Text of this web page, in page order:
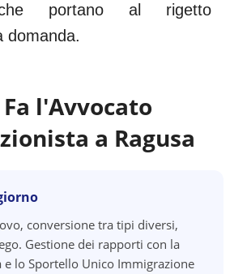
che portano al rigetto
domanda.
Fa l'Avvocato
a Ragusa
conversione tra tipi diversi,
Gestione dei rapporti con la
e lo Sportello Unico Immigrazione